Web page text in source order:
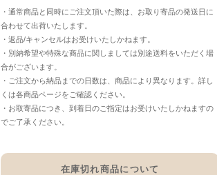
・通常商品と同時にご注文頂いた際は、お取り寄品の発送日に
合わせて出荷いたします。
・返品/キャンセルはお受けいたしかねます。
・別納希望や特殊な商品に関しましては別途送料をいただく場
合がございます。
・ご注文から納品までの日数は、商品により異なります。詳し
くは各商品ページをご確認ください。
・お取寄品につき、到着日のご指定はお受けいたしかねますの
でご了承ください。
在庫切れ商品について